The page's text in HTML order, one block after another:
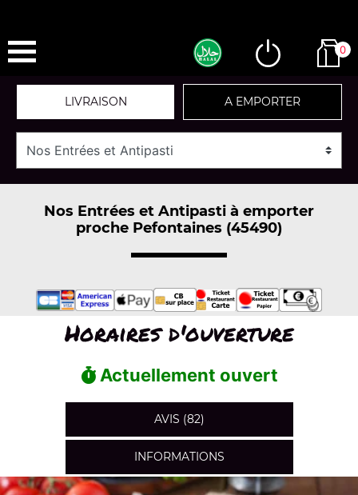
0
LIVRAISON A EMPORTER
Nos Entrées et Antipasti à emporter
proche Pefontaines (45490)
Horaires d'ouverture
Actuellement ouvert
AVIS (82)
INFORMATIONS